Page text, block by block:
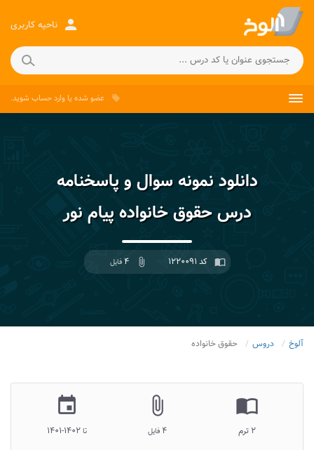
person ناحیه کاربری
local_offer عضو شده یاوارد حساب شوید.
دانلود نمونه سوال و پاسخنامه
درس حقوق خانواده پیام نور
import_contacts کد ۱۲۲۰۰۹۱ attach_file ۴ فایل
آلوخ دروس حقوق خانواده
import_contacts
۲ ترم
attach_file
۴ فایل
insert_invitation
تا۱۴۰۲-۱۴۰۱